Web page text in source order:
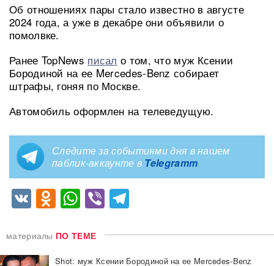
Об отношениях пары стало известно в августе
2024 года, а уже в декабре они объявили о
помолвке.
Ранее TopNews писал о том, что муж Ксении
Бородиной на ее Mercedes-Benz собирает
штрафы, гоняя по Москве.
Автомобиль оформлен на телеведущую.
Следите за событиями дня в нашем
паблик-аккаунте в Telegramm
VKOdnoklassniki
WhatsApp
Viber
материалы ПО ТЕМЕ
Shot: муж Ксении Бородиной на ее Mercedes-Benz